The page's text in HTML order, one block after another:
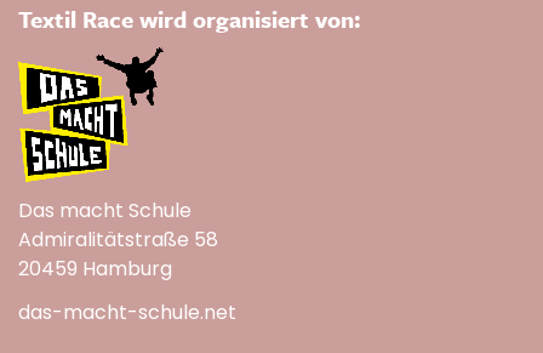
Textil Race wird organisiert von:
Das macht Schule
Admiralitätstraße 58
20459 Hamburg
das-macht-schule.net